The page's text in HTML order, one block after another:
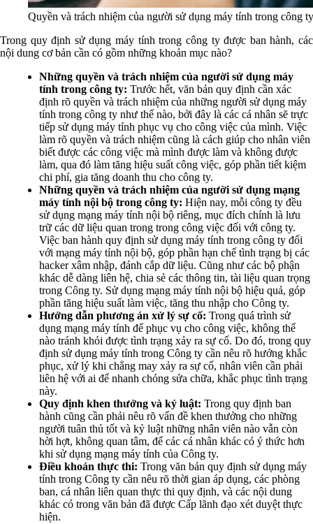
Quyền và trách nhiệm của người sử dụng máy tính trong công
Trong quy định sử dụng máy tính trong công ty được ban hành, các
nội dung cơ bản cần có gồm những khoản mục nào?
Những quyền và trách nhiệm của người sử dụng máy
tính trong công ty: Trước hết, văn bản quy định cần xác
định rõ quyền và trách nhiệm của những người sử dụng máy
tính trong công ty như thế nào, bởi đây là các cá nhân sẽ trực
tiếp sử dụng máy tính phục vụ cho công việc của mình. Việc
làm rõ quyền và trách nhiệm cũng là cách giúp cho nhân viên
biết được các công việc mà mình được làm và không được
làm, qua đó làm tăng hiệu suất công việc, góp phần tiết kiệm
chi phí, gia tăng doanh thu cho công ty.
Những quyền và trách nhiệm của người sử dụng mạng
máy tính nội bộ trong công ty: Hiện nay, mỗi công ty đều
sử dụng mạng máy tính nội bộ riêng, mục đích chính là lưu
trữ các dữ liệu quan trong trong công việc đối với công ty.
Việc ban hành quy định sử dụng máy tính trong công ty đối
với mạng máy tính nội bộ, góp phần hạn chế tình trạng bị các
hacker xâm nhập, đánh cắp dữ liệu. Cũng như các bộ phận
khác dễ dàng liên hệ, chia sẻ các thông tin, tài liệu quan trọng
trong Công ty. Sử dụng mạng máy tính nội bộ hiệu quả, góp
phần tăng hiệu suất làm việc, tăng thu nhập cho Công ty.
Hướng dẫn phương án xử lý sự cố: Trong quá trình sử
dụng mạng máy tính để phục vụ cho công việc, không thể
nào tránh khỏi được tình trạng xảy ra sự cố. Do đó, trong quy
định sử dụng máy tính trong Công ty cần nêu rõ hướng khắc
phục, xử lý khi chẳng may xảy ra sự cố, nhân viên cần phải
liên hệ với ai để nhanh chóng sửa chữa, khắc phục tình trạng
này.
Quy định khen thưởng và kỷ luật: Trong quy định ban
hành cũng cần phải nêu rõ vấn đề khen thưởng cho những
người tuân thủ tốt và kỷ luật những nhân viên nào vẫn còn
hời hợt, không quan tâm, để các cá nhân khác có ý thức hơn
khi sử dụng mạng máy tính của Công ty.
Điều khoản thực thi: Trong văn bản quy định sử dụng máy
tính trong Công ty cần nêu rõ thời gian áp dụng, các phòng
ban, cá nhân liên quan thực thi quy định, và các nội dung
khác có trong văn bản đã được Cấp lãnh đạo xét duyệt thực
hiện.